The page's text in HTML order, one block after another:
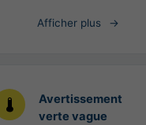
Afficher plus
Avertissement
verte vague